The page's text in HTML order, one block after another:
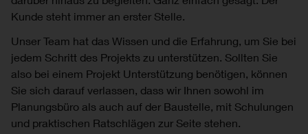
Kunde steht immer an erster Stelle.
Unser Team hat das Wissen und die Erfahrung, um Sie bei
jedem Schritt des Projekts zu unterstützen. Sollten Sie
also bei einem Projekt Unterstützung benötigen, können
Sie sich darauf verlassen, dass wir Ihnen sowohl im
Planungsbüro als auch auf der Baustelle, mit Schulungen
und praktischen Ratschlägen zur Seite stehen.